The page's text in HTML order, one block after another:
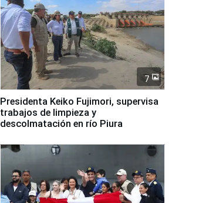
7
Presidenta Keiko Fujimori, supervisa
trabajos de limpieza y
descolmatación en río Piura